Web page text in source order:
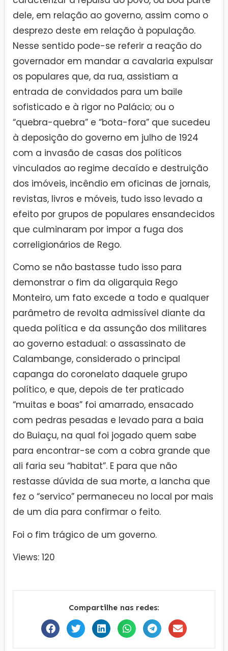
dele, em relação ao governo, assim como o
desprezo deste em relação à população.
Nesse sentido pode-se referir a reação do
governador em mandar a cavalaria expulsar
os populares que, da rua, assistiam a
entrada de convidados para um baile
sofisticado e à rigor no Palácio; ou o
“quebra-quebra” e “bota-fora” que sucedeu
à deposição do governo em julho de 1924
com a invasão de casas dos políticos
vinculados ao regime decaído e destruição
dos imóveis, incêndio em oficinas de jornais,
revistas, livros e móveis, tudo isso levado a
efeito por grupos de populares ensandecidos
que culminaram por impor a fuga dos
correligionários de Rego.
Como se não bastasse tudo isso para
demonstrar o fim da oligarquia Rego
Monteiro, um fato excede a todo e qualquer
parâmetro de revolta admissível diante da
queda política e da assunção dos militares
ao governo estadual: o assassinato de
Calambange, considerado o principal
capanga do coronelato daquele grupo
político, e que, depois de ter praticado
“muitas e boas” foi amarrado, ensacado
com pedras pesadas e levado para a baia
do Buiaçu, na qual foi jogado quem sabe
para encontrar-se com a cobra grande que
ali faria seu “habitat”. E para que não
restasse dúvida de sua morte, a lancha que
fez o “servico” permaneceu no local por mais
de um dia para confirmar o feito.
Foi o fim trágico de um governo.
Views: 120
Compartilhe nas redes: